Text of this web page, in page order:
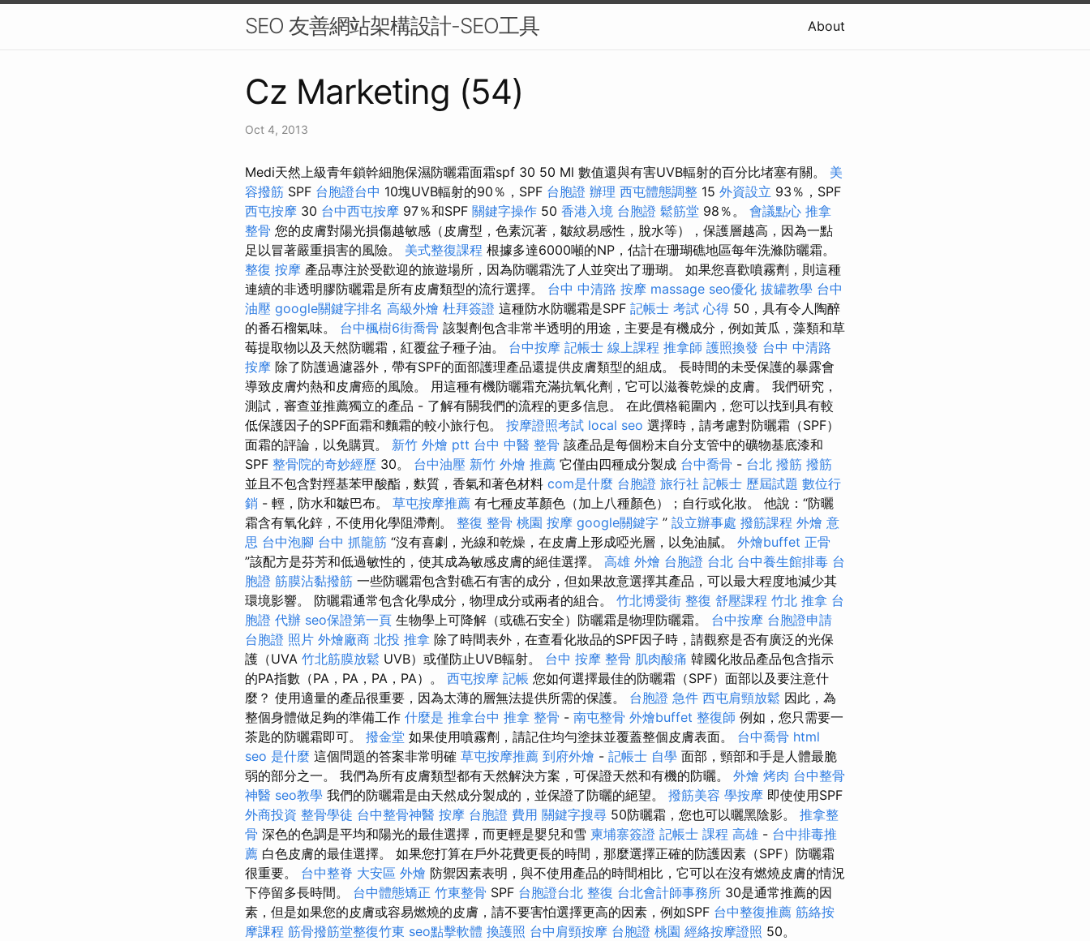
SEO 友善網站架構設計-SEO工具 About
Cz Marketing (54)
Oct 4, 2013
Medi天然上級青年鎖幹細胞保濕防曬霜面霜spf 30 50 Ml 數值還與有害UVB輻射的百分比堵塞有關。 美
容撥筋 SPF 台胞證台中 10塊UVB輻射的90％，SPF 台胞證 辦理 西屯體態調整 15 外資設立 93％，SPF
西屯按摩 30 台中西屯按摩 97％和SPF 關鍵字操作 50 香港入境 台胞證 鬆筋堂 98％。 會議點心 推拿
整骨 您的皮膚對陽光損傷越敏感（皮膚型，色素沉著，皺紋易感性，脫水等），保護層越高，因為一點
足以冒著嚴重損害的風險。 美式整復課程 根據多達6000噸的NP，估計在珊瑚礁地區每年洗滌防曬霜。
整復 按摩 產品專注於受歡迎的旅遊場所，因為防曬霜洗了人並突出了珊瑚。 如果您喜歡噴霧劑，則這種
連續的非透明膠防曬霜是所有皮膚類型的流行選擇。 台中 中清路 按摩 massage seo優化 拔罐教學 台中
油壓 google關鍵字排名 高級外燴 杜拜簽證 這種防水防曬霜是SPF 記帳士 考試 心得 50，具有令人陶醉
的番石榴氣味。 台中楓樹6街喬骨 該製劑包含非常半透明的用途，主要是有機成分，例如黃瓜，藻類和草
莓提取物以及天然防曬霜，紅覆盆子種子油。 台中按摩 記帳士 線上課程 推拿師 護照換發 台中 中清路
按摩 除了防護過濾器外，帶有SPF的面部護理產品還提供皮膚類型的組成。 長時間的未受保護的暴露會
導致皮膚灼熱和皮膚癌的風險。 用這種有機防曬霜充滿抗氧化劑，它可以滋養乾燥的皮膚。 我們研究，
測試，審查並推薦獨立的產品 - 了解有關我們的流程的更多信息。 在此價格範圍內，您可以找到具有較
低保護因子的SPF面霜和麵霜的較小旅行包。 按摩證照考試 local seo 選擇時，請考慮對防曬霜（SPF）
面霜的評論，以免購買。 新竹 外燴 ptt 台中 中醫 整骨 該產品是每個粉末自分支管中的礦物基底漆和
SPF 整骨院的奇妙經歷 30。 台中油壓 新竹 外燴 推薦 它僅由四種成分製成 台中喬骨 - 台北 撥筋 撥筋
並且不包含對羥基苯甲酸酯，麩質，香氣和著色材料 com是什麼 台胞證 旅行社 記帳士 歷屆試題 數位行
銷 - 輕，防水和皺巴布。 草屯按摩推薦 有七種皮革顏色（加上八種顏色）；自行或化妝。 他說：“防曬
霜含有氧化鋅，不使用化學阻滯劑。 整復 整骨 桃園 按摩 google關鍵字 ” 設立辦事處 撥筋課程 外燴 意
思 台中泡腳 台中 抓龍筋 “沒有喜劇，光線和乾燥，在皮膚上形成啞光層，以免油膩。 外燴buffet 正骨
”該配方是芬芳和低過敏性的，使其成為敏感皮膚的絕佳選擇。 高雄 外燴 台胞證 台北 台中養生館排毒 台
胞證 筋膜沾黏撥筋 一些防曬霜包含對礁石有害的成分，但如果故意選擇其產品，可以最大程度地減少其
環境影響。 防曬霜通常包含化學成分，物理成分或兩者的組合。 竹北博愛街 整復 舒壓課程 竹北 推拿 台
胞證 代辦 seo保證第一頁 生物學上可降解（或礁石安全）防曬霜是物理防曬霜。 台中按摩 台胞證申請
台胞證 照片 外燴廠商 北投 推拿 除了時間表外，在查看化妝品的SPF因子時，請觀察是否有廣泛的光保
護（UVA 竹北筋膜放鬆 UVB）或僅防止UVB輻射。 台中 按摩 整骨 肌肉酸痛 韓國化妝品產品包含指示
的PA指數（PA，PA，PA，PA）。 西屯按摩 記帳 您如何選擇最佳的防曬霜（SPF）面部以及要注意什
麼？ 使用適量的產品很重要，因為太薄的層無法提供所需的保護。 台胞證 急件 西屯肩頸放鬆 因此，為
整個身體做足夠的準備工作 什麼是 推拿台中 推拿 整骨 - 南屯整骨 外燴buffet 整復師 例如，您只需要一
茶匙的防曬霜即可。 撥金堂 如果使用噴霧劑，請記住均勻塗抹並覆蓋整個皮膚表面。 台中喬骨 html
seo 是什麼 這個問題的答案非常明確 草屯按摩推薦 到府外燴 - 記帳士 自學 面部，頸部和手是人體最脆
弱的部分之一。 我們為所有皮膚類型都有天然解決方案，可保證天然和有機的防曬。 外燴 烤肉 台中整骨
神醫 seo教學 我們的防曬霜是由天然成分製成的，並保證了防曬的絕望。 撥筋美容 學按摩 即使使用SPF
外商投資 整骨學徒 台中整骨神醫 按摩 台胞證 費用 關鍵字搜尋 50防曬霜，您也可以曬黑陰影。 推拿整
骨 深色的色調是平均和陽光的最佳選擇，而更輕是嬰兒和雪 柬埔寨簽證 記帳士 課程 高雄 - 台中排毒推
薦 白色皮膚的最佳選擇。 如果您打算在戶外花費更長的時間，那麼選擇正確的防護因素（SPF）防曬霜
很重要。 台中整脊 大安區 外燴 防禦因素表明，與不使用產品的時間相比，它可以在沒有燃燒皮膚的情況
下停留多長時間。 台中體態矯正 竹東整骨 SPF 台胞證台北 整復 台北會計師事務所 30是通常推薦的因
素，但是如果您的皮膚或容易燃燒的皮膚，請不要害怕選擇更高的因素，例如SPF 台中整復推薦 筋絡按
摩課程 筋骨撥筋堂整復竹東 seo點擊軟體 換護照 台中肩頸按摩 台胞證 桃園 經絡按摩證照 50。